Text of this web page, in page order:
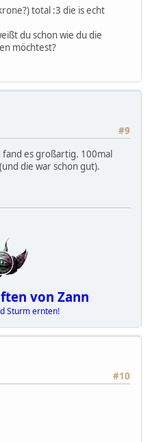
total :3 die is echt
du schon wie du die
möchtest?
#9
es großartig. 100mal
die war schon gut).
von Zann
Sturm ernten!
#10